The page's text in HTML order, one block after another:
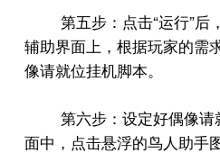
第五步：点击“运行”后
辅助界面上，根据玩家的需
像请就位挂机脚本。
第六步：设定好偶像
面中，点击悬浮的鸟人助手